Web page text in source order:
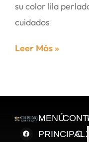
su color lila
cuidados
Leer Más »
MENÚ
PRINCIPAL
C.